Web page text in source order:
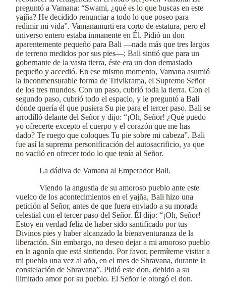
preguntó a Vamana: “Swami, ¿qué es lo que buscas en este
yajña? He decidido renunciar a todo lo que poseo para
redimir mi vida”. Vamanamurti era corto de estatura, pero el
universo entero estaba inmanente en Él. Pidió un don
aparentemente pequeño para Bali —nada más que tres largos
de terreno medidos por sus pies—; Bali sintió que para un
gobernante de la vasta tierra, éste era un don demasiado
pequeño y accedió. En ese mismo momento, Vamana asumió
la inconmensurable forma de Trivikrama, el Supremo Señor
de los tres mundos. Con un paso, cubrió toda la tierra. Con el
segundo paso, cubrió todo el espacio, y le preguntó a Bali
dónde quería él que pusiera Su pie para el tercer paso. Bali se
arrodilló delante del Señor y dijo: “¡Oh, Señor! ¿Qué puedo
yo ofrecerte excepto el cuerpo y el corazón que me has
dado? Te ruego que coloques Tu pie sobre mi cabeza”. Bali
fue así la suprema personificación del autosacrificio, ya que
no vaciló en ofrecer todo lo que tenía al Señor.
La dádiva de Vamana al Emperador Bali.
Viendo la angustia de su amoroso pueblo ante este
vuelco de los acontecimientos en el yajña, Bali hizo una
petición al Señor, antes de que fuera enviado a su morada
celestial con el tercer paso del Señor. Él dijo: “¡Oh, Señor!
Estoy en verdad feliz de haber sido santificado por tus
Divinos pies y haber alcanzado la bienaventuranza de la
liberación. Sin embargo, no deseo dejar a mi amoroso pueblo
en la agonía que está sintiendo. Por favor, permíteme visitar a
mi pueblo una vez al año, en el mes de Shravana, durante la
constelación de Shravana”. Pidió este don, debido a su
ilimitado amor por su pueblo. El Señor le otorgó el don.